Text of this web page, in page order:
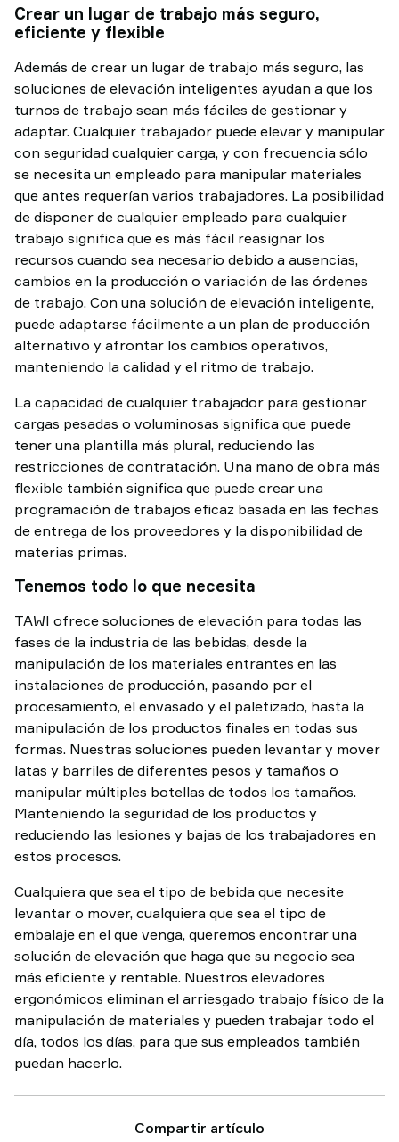
Crear un lugar de trabajo más seguro,
eficiente y flexible
Además de crear un lugar de trabajo más seguro, las
soluciones de elevación inteligentes ayudan a que los
turnos de trabajo sean más fáciles de gestionar y
adaptar. Cualquier trabajador puede elevar y manipular
con seguridad cualquier carga, y con frecuencia sólo
se necesita un empleado para manipular materiales
que antes requerían varios trabajadores. La posibilidad
de disponer de cualquier empleado para cualquier
trabajo significa que es más fácil reasignar los
recursos cuando sea necesario debido a ausencias,
cambios en la producción o variación de las órdenes
de trabajo. Con una solución de elevación inteligente,
puede adaptarse fácilmente a un plan de producción
alternativo y afrontar los cambios operativos,
manteniendo la calidad y el ritmo de trabajo.
La capacidad de cualquier trabajador para gestionar
cargas pesadas o voluminosas significa que puede
tener una plantilla más plural, reduciendo las
restricciones de contratación. Una mano de obra más
flexible también significa que puede crear una
programación de trabajos eficaz basada en las fechas
de entrega de los proveedores y la disponibilidad de
materias primas.
Tenemos todo lo que necesita
TAWI ofrece soluciones de elevación para todas las
fases de la industria de las bebidas, desde la
manipulación de los materiales entrantes en las
instalaciones de producción, pasando por el
procesamiento, el envasado y el paletizado, hasta la
manipulación de los productos finales en todas sus
formas. Nuestras soluciones pueden levantar y mover
latas y barriles de diferentes pesos y tamaños o
manipular múltiples botellas de todos los tamaños.
Manteniendo la seguridad de los productos y
reduciendo las lesiones y bajas de los trabajadores en
estos procesos.
Cualquiera que sea el tipo de bebida que necesite
levantar o mover, cualquiera que sea el tipo de
embalaje en el que venga, queremos encontrar una
solución de elevación que haga que su negocio sea
más eficiente y rentable. Nuestros elevadores
ergonómicos eliminan el arriesgado trabajo físico de la
manipulación de materiales y pueden trabajar todo el
día, todos los días, para que sus empleados también
puedan hacerlo.
Compartir artículo